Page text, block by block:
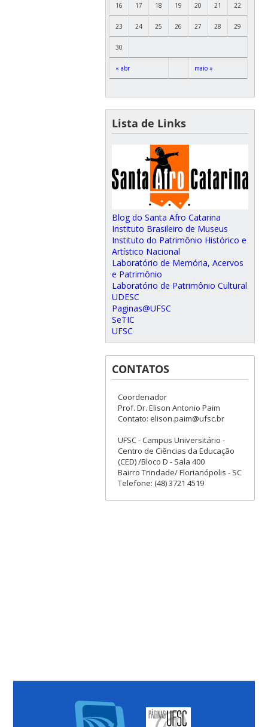
« abr maio »
16 17 18 19 20 21 22
23 24 25 26 27 28 29
30
Lista de Links
Blog do Santa Afro Catarina
Instituto Brasileiro de Museus
Instituto do Patrimônio Histórico e
Artístico Nacional
Laboratório de Memória, Acervos
e Patrimônio
Laboratório de Patrimônio Cultural
UDESC
Paginas@UFSC
SeTIC
UFSC
CONTATOS
Coordenador
Prof. Dr. Elison Antonio Paim
Contato: elison.paim@ufsc.br
UFSC - Campus Universitário -
Centro de Ciências da Educação
(CED) /Bloco D - Sala 400
Bairro Trindade/ Florianópolis - SC
Telefone: (48) 3721 4519